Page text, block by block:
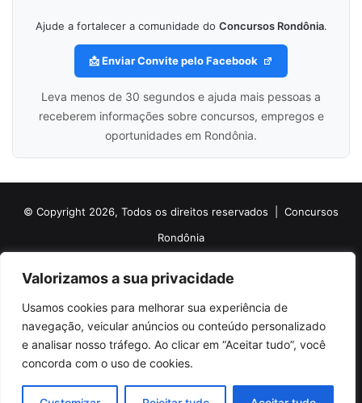
Valorizamos a sua privacidade
Usamos cookies para melhorar sua experiência de
navegação, veicular anúncios ou conteúdo personalizado
e analisar nosso tráfego. Ao clicar em “Aceitar tudo”, você
concorda com o uso de cookies.
Ajude a fortalecer a comunidade do Concursos Rondônia.
📩 Enviar Convite pelo Facebook
Leva menos de 30 segundos e ajuda mais pessoas a
receberem informações sobre concursos, empregos e
oportunidades em Rondônia.
© Copyright 2026, Todos os direitos reservados | Concursos
Rondônia
Sobre o Concursos Rondônia
Siga nossas redes sociais
Web Stories Anuncie
Facebook
X PinterestLinkedinYouTubeInstagramTelegramTikTok